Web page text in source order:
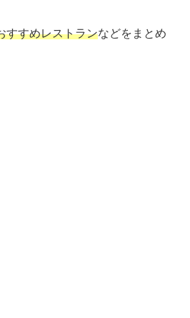
すすめレストランなどをまとめ